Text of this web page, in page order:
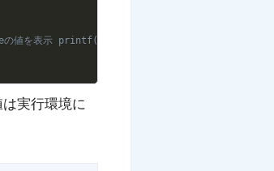
の値を表示 printf("変数scoreの値: %d\n", score);
実行環境に